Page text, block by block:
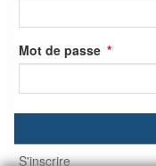
Mot de passe
S'inscrire